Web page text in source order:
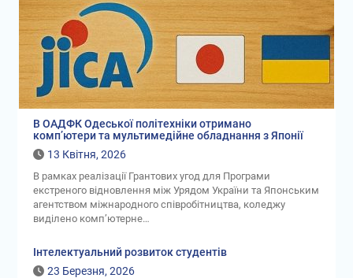
В ОАДФК Одеської політехніки отримано
комп’ютери та мультимедійне обладнання з Японії
13 Квітня, 2026
В рамках реалізації Грантових угод для Програми
екстреного відновлення між Урядом України та Японським
агентством міжнародного співробітництва, коледжу
виділено комп’ютерне…
Інтелектуальний розвиток студентів
23 Березня, 2026